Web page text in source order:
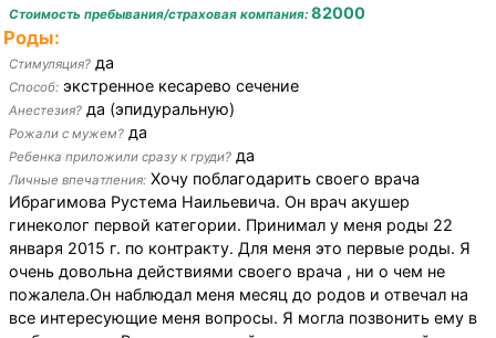
Стоимость пребывания/страховая компания: 82000
Роды:
Стимуляция? да
Способ: экстренное кесарево сечение
Анестезия? да (эпидуральную)
Рожали с мужем? да
Ребенка приложили сразу к груди? да
Личные впечатления: Хочу поблагодарить своего врача
Ибрагимова Рустема Наильевича. Он врач акушер
гинеколог первой категории. Принимал у меня роды 22
января 2015 г. по контракту. Для меня это первые роды. Я
очень довольна действиями своего врача , ни о чем не
пожалела.Он наблюдал меня месяц до родов и отвечал на
все интересующие меня вопросы. Я могла позвонить ему в